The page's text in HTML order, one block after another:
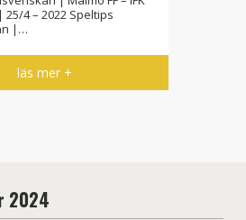
4 – 2022 Speltips
|…
läs mer +
2024